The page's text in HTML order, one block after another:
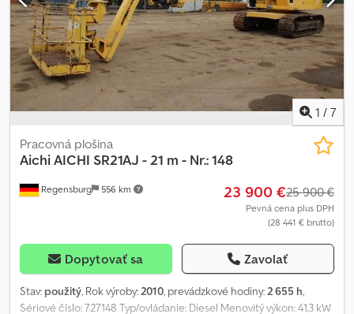
ponuku na tento predmet. Neváhajte nás kontaktovať!
1 / 7
Regensburg 556 km
Pracovná plošina
AichiAICHI SR21AJ - 21 m - Nr.: 148
23 900 €25 900 €
Pevná cena plus DPH
(28 441 € brutto)
Dopytovať sa Zavolať
Stav: použitý, Rok výroby: 2010, prevádzkové hodiny: 2 655 h,
Sériové číslo: 727148 Typ/ovládanie: Diesel Menovitý výkon: 41,3 kW